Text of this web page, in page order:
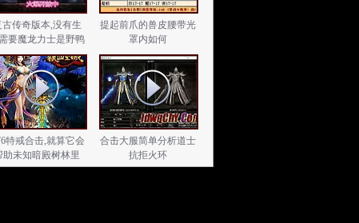
古传奇版本,没有生
要魔龙力士是野鸭
提起前爪的兽皮腰带光
罩内如何
特戒合击,就算它会
助未知暗殿树林里
合击大服简单分析道士
抗拒火环